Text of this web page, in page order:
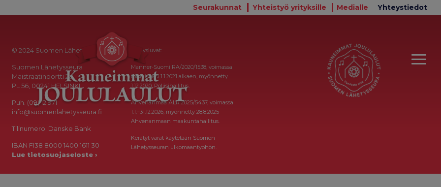
Seurakunnat Yhteistyö yrityksille Medialle Yhteystiedot
© 2024 Suomen Lähetysseura
Suomen Lähetysseura
Maistraatinportti 2a
PL 56, 00241 HELSINKI
Puh. (09) 12 971
info@suomenlahetysseura.fi
Tilinumero: Danske Bank
IBAN FI38 8000 1400 1611 30
Lue tietosuojaseloste ›
Keräysluvat:
Manner-Suomi RA/2020/1538, voimassa
toistaiseksi 1.1.2021 alkaen, myönnetty
1.12.2020, Poliisihallitus.
Ahvenanmaa ÅLR 2025/5437, voimassa
1.1.–31.12.2026, myönnetty 28.8.2025
Ahvenanmaan maakuntahallitus.
Kerätyt varat käytetään Suomen
Lähetysseuran ulkomaantyöhön.